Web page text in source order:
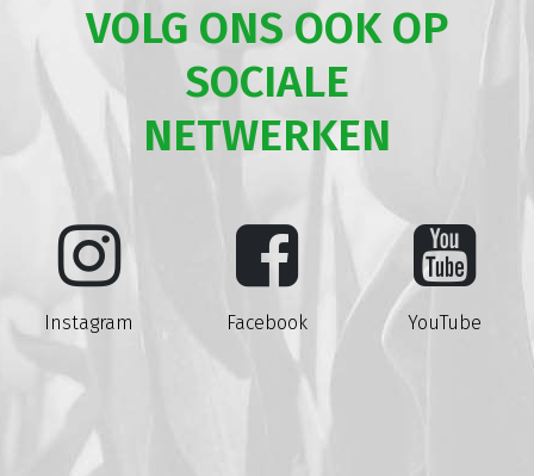
VOLG ONS OOK OP
SOCIALE
NETWERKEN
Instagram Facebook YouTube